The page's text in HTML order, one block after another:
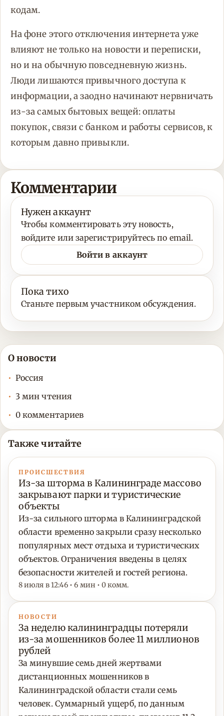
кодам.
На фоне этого отключения интернета уже
влияют не только на новости и переписки,
но и на обычную повседневную жизнь.
Люди лишаются привычного доступа к
информации, а заодно начинают нервничать
из-за самых бытовых вещей: оплаты
покупок, связи с банком и работы сервисов, к
которым давно привыкли.
Комментарии
Нужен аккаунт
Чтобы комментировать эту новость,
войдите или зарегистрируйтесь по email.
Войти в аккаунт
Пока тихо
Станьте первым участником обсуждения.
О новости
Россия
3 мин чтения
0 комментариев
Также читайте
ПРОИСШЕСТВИЯ
Из-за шторма в Калининграде массово
закрывают парки и туристические
объекты
Из-за сильного шторма в Калининградской
области временно закрыли сразу несколько
популярных мест отдыха и туристических
объектов. Ограничения введены в целях
безопасности жителей и гостей региона.
8 июля в 12:46 • 6 мин • 0 комм.
НОВОСТИ
За неделю калининградцы потеряли
из-за мошенников более 11 миллионов
рублей
За минувшие семь дней жертвами
дистанционных мошенников в
Калининградской области стали семь
человек. Суммарный ущерб, по данным